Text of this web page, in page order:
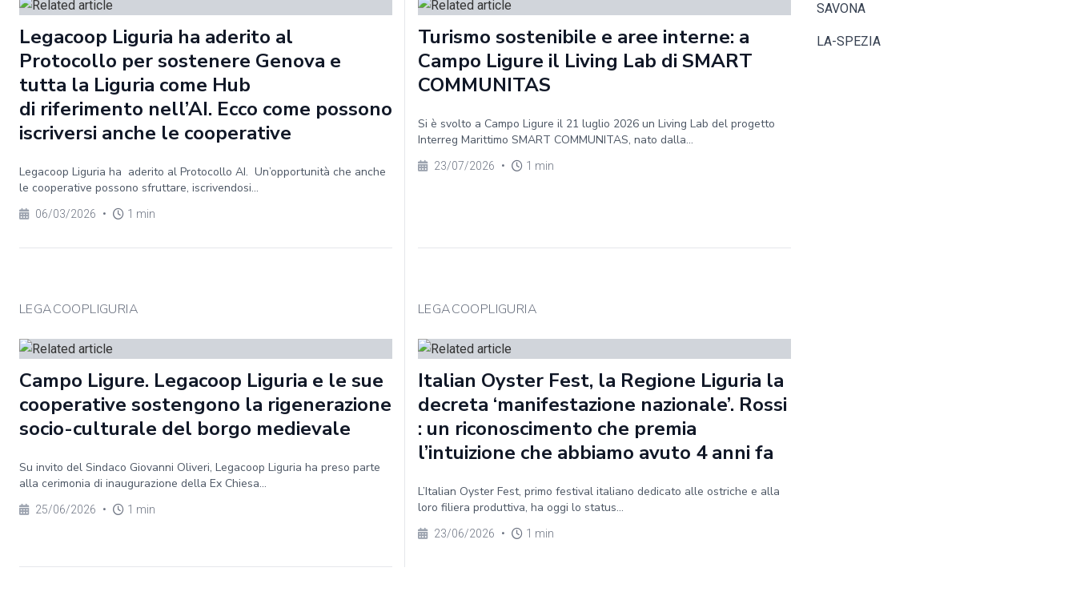
Legacoop Liguria ha aderito al
Protocollo per sostenere Genova e
tutta la Liguria come Hub
di riferimento nell’AI. Ecco come possono
iscriversi anche le cooperative
Legacoop Liguria ha aderito al Protocollo AI. Un’opportunità che anche
le cooperative possono sfruttare, iscrivendosi...
06/03/2026 • 1 min
Turismo sostenibile e aree interne: a
Campo Ligure il Living Lab di SMART
COMMUNITAS
Si è svolto a Campo Ligure il 21 luglio 2026 un Living Lab del progetto
Interreg Marittimo SMART COMMUNITAS, nato dalla...
23/07/2026 • 1 min
LEGACOOPLIGURIA
Campo Ligure. Legacoop Liguria e le sue
cooperative sostengono la rigenerazione
socio-culturale del borgo medievale
Su invito del Sindaco Giovanni Oliveri, Legacoop Liguria ha preso parte
alla cerimonia di inaugurazione della Ex Chiesa...
25/06/2026 • 1 min
LEGACOOPLIGURIA
Italian Oyster Fest, la Regione Liguria la
decreta ‘manifestazione nazionale’. Rossi
: un riconoscimento che premia
l’intuizione che abbiamo avuto 4 anni fa
L’Italian Oyster Fest, primo festival italiano dedicato alle ostriche e alla
loro filiera produttiva, ha oggi lo status...
23/06/2026 • 1 min
SAVONA
LA-SPEZIA